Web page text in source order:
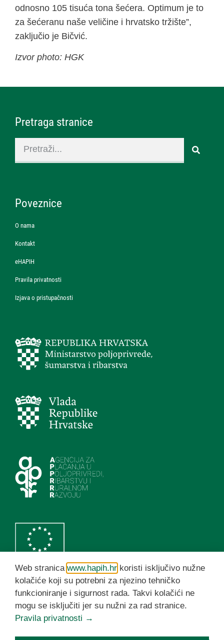
odnosno 105 tisuća tona šećera. Optimum je to
za šećeranu naše veličine i hrvatsko tržište”,
zaključio je Bičvić.
Izvor photo: HGK
Pretraga stranice
Poveznice
O nama
Kontakt
eHAPIH
Pravila privatnosti
Izjava o pristupačnosti
HAPIH YouTube kanal
Web stranica www.hapih.hr koristi isključivo nužne
kolačiće koji su potrebni za njezino tehničko
funkcioniranje i sigurnost rada. Takvi kolačići ne
mogu se isključiti jer su nužni za rad stranice.
Pravila privatnosti →